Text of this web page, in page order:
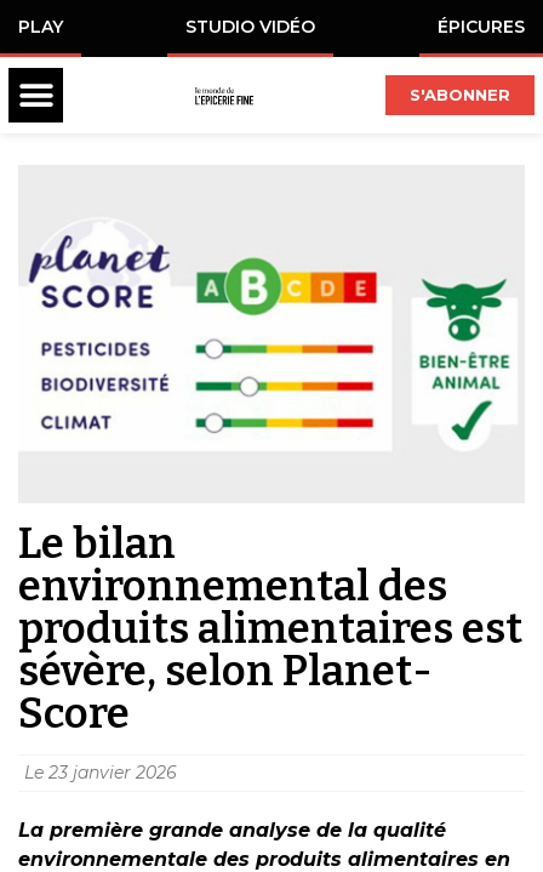
PLAY STUDIO VIDÉO ÉPICURES
S'ABONNER
Le bilan
environnemental des
produits alimentaires est
sévère, selon Planet-
Score
Le 23 janvier 2026
La première grande analyse de la qualité
environnementale des produits alimentaires en